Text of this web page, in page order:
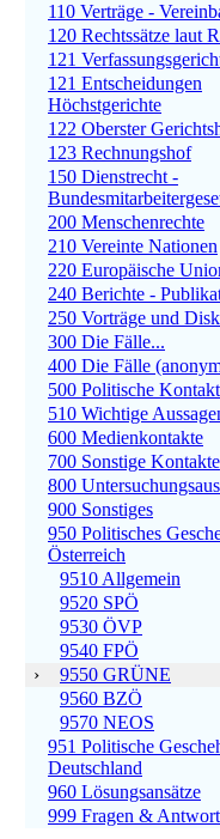
110 Verträge -
120 Rechtssätze laut
121
121 Entscheidungen
Höchstgerichte
122 Oberster
123 Rechnungshof
150 Dienstrecht -
200 Menschenrechte
210 Vereinte Nationen
220 Europäische
240 Berichte -
250 Vorträge und
300 Die Fälle...
400 Die Fälle
500 Politische
510 Wichtige
600 Medienkontakte
700 Sonstige Kontakte
800
900 Sonstiges
950 Politisches
Österreich
9510 Allgemein
9520 SPÖ
9530 ÖVP
9540 FPÖ
›
9550 GRÜNE
9560 BZÖ
9570 NEOS
951 Politische
Deutschland
960 Lösungsansätze
999 Fragen &